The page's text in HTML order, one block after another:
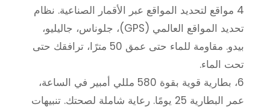
4 مواقع لتحديد المواقع عبر الأقمار الصناعية. نظام
تحديد المواقع العالمي (GPS)، جلوناس، جاليليو،
بيدو. مقاومة للماء حتى عمق 50 مترًا، ترافقك حتى
تحت الماء.
6، بطارية قوية بقوة 580 مللي أمبير في الساعة،
عمر البطارية 25 يومًا. رعاية شاملة لصحتك. تنبيهات